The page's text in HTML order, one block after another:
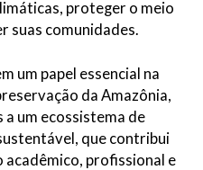
proteger o meio
suas comunidades.
um papel essencial na
da Amazônia,
um ecossistema de
que contribui
profissional e